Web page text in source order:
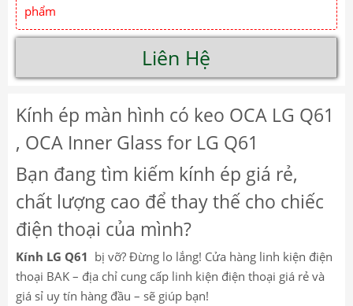
phẩm
Liên Hệ
Kính ép màn hình có keo OCA LG Q61
, OCA Inner Glass for LG Q61
Bạn đang tìm kiếm kính ép giá rẻ,
chất lượng cao để thay thế cho chiếc
điện thoại của mình?
Kính LG Q61 bị vỡ? Đừng lo lắng! Cửa hàng linh kiện điện
thoại BAK – địa chỉ cung cấp linh kiện điện thoại giá rẻ và
giá sỉ uy tín hàng đầu – sẽ giúp bạn!